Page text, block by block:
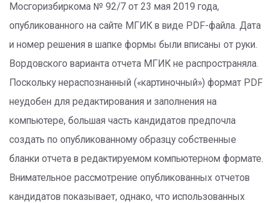
Мосгоризбиркома № 92/7 от 23 мая 2019 года,
опубликованного на сайте МГИК в виде PDF-файла. Дата
и номер решения в шапке формы были вписаны от руки.
Вордовского варианта отчета МГИК не распространяла.
Поскольку нераспознанный («картиночный») формат PDF
неудобен для редактирования и заполнения на
компьютере, большая часть кандидатов предпочла
создать по опубликованному образцу собственные
бланки отчета в редактируемом компьютерном формате.
Внимательное рассмотрение опубликованных отчетов
кандидатов показывает, однако, что использованных